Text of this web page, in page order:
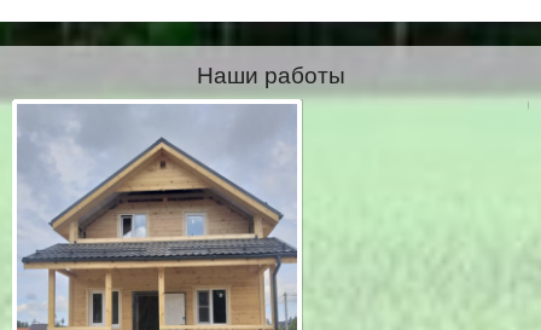
Наши работы